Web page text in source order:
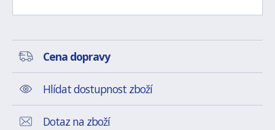
Cena dopravy
Hlídat dostupnost zboží
Dotaz na zboží